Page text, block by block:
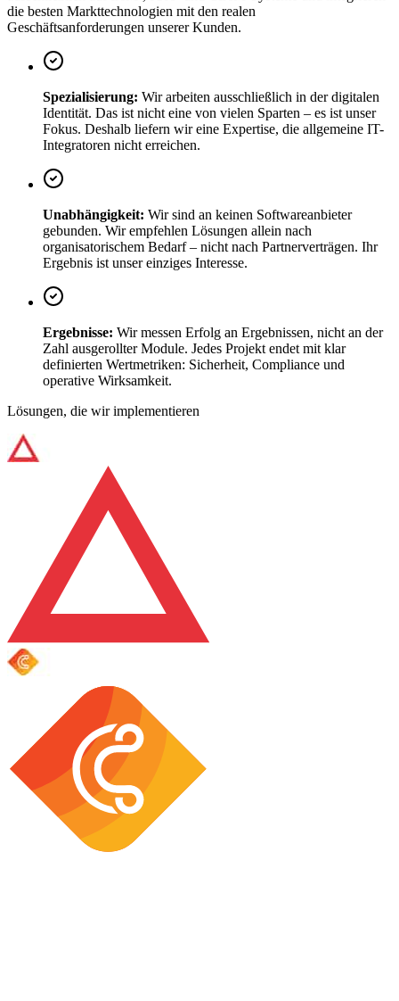
die besten Markttechnologien mit den realen
Geschäftsanforderungen unserer Kunden.
Spezialisierung: Wir arbeiten ausschließlich in der digitalen
Identität. Das ist nicht eine von vielen Sparten – es ist unser
Fokus. Deshalb liefern wir eine Expertise, die allgemeine IT-
Integratoren nicht erreichen.
Unabhängigkeit: Wir sind an keinen Softwareanbieter
gebunden. Wir empfehlen Lösungen allein nach
organisatorischem Bedarf – nicht nach Partnerverträgen. Ihr
Ergebnis ist unser einziges Interesse.
Ergebnisse: Wir messen Erfolg an Ergebnissen, nicht an der
Zahl ausgerollter Module. Jedes Projekt endet mit klar
definierten Wertmetriken: Sicherheit, Compliance und
operative Wirksamkeit.
Lösungen, die wir implementieren